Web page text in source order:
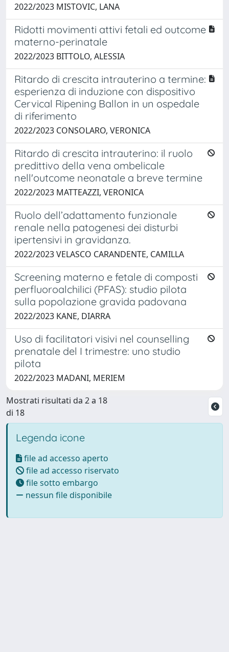
2022/2023 MISTOVIC, LANA
Ridotti movimenti attivi fetali ed outcome
materno-perinatale
2022/2023 BITTOLO, ALESSIA
Ritardo di crescita intrauterino a termine:
esperienza di induzione con dispositivo
Cervical Ripening Ballon in un ospedale
di riferimento
2022/2023 CONSOLARO, VERONICA
Ritardo di crescita intrauterino: il ruolo
predittivo della vena ombelicale
nell'outcome neonatale a breve termine
2022/2023 MATTEAZZI, VERONICA
Ruolo dell’adattamento funzionale
renale nella patogenesi dei disturbi
ipertensivi in gravidanza.
2022/2023 VELASCO CARANDENTE, CAMILLA
Screening materno e fetale di composti
perfluoroalchilici (PFAS): studio pilota
sulla popolazione gravida padovana
2022/2023 KANE, DIARRA
Uso di facilitatori visivi nel counselling
prenatale del I trimestre: uno studio
pilota
2022/2023 MADANI, MERIEM
Mostrati risultati da 2 a 18
di 18
Legenda icone
file ad accesso aperto
file ad accesso riservato
file sotto embargo
nessun file disponibile